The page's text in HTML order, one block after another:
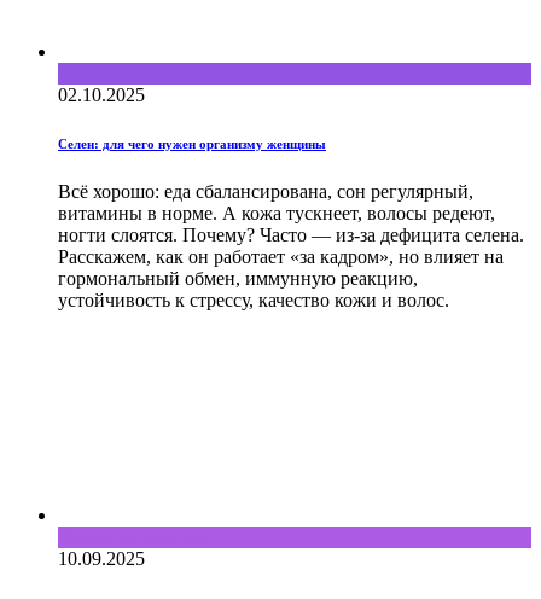
02.10.2025
Селен: для чего нужен организму женщины
Всё хорошо: еда сбалансирована, сон регулярный,
витамины в норме. А кожа тускнеет, волосы редеют,
ногти слоятся. Почему? Часто — из-за дефицита селена.
Расскажем, как он работает «за кадром», но влияет на
гормональный обмен, иммунную реакцию,
устойчивость к стрессу, качество кожи и волос.
10.09.2025